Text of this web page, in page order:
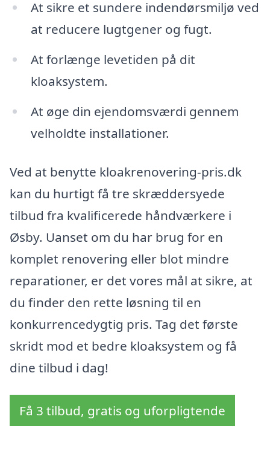
At sikre et sundere indendørsmiljø ved
at reducere lugtgener og fugt.
At forlænge levetiden på dit
kloaksystem.
At øge din ejendomsværdi gennem
velholdte installationer.
Ved at benytte kloakrenovering-pris.dk
kan du hurtigt få tre skræddersyede
tilbud fra kvalificerede håndværkere i
Øsby. Uanset om du har brug for en
komplet renovering eller blot mindre
reparationer, er det vores mål at sikre, at
du finder den rette løsning til en
konkurrencedygtig pris. Tag det første
skridt mod et bedre kloaksystem og få
dine tilbud i dag!
Få 3 tilbud, gratis og uforpligtende